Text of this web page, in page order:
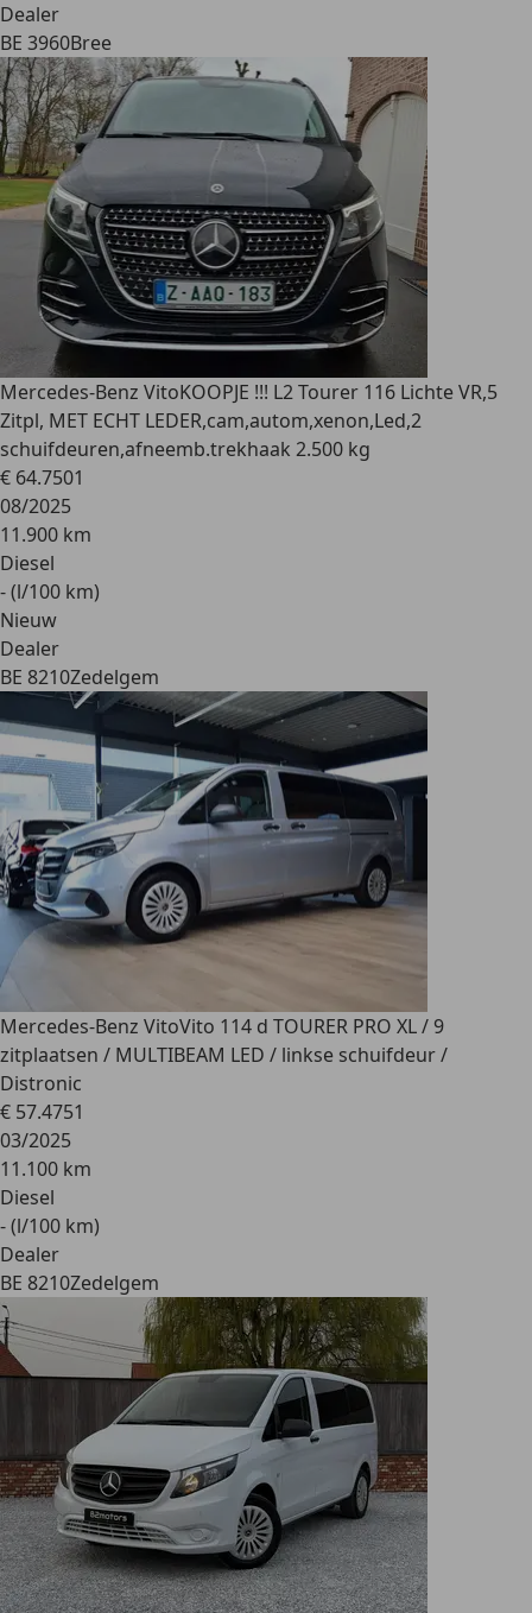
Dealer
BE 3960Bree
Mercedes-Benz VitoKOOPJE !!! L2 Tourer 116 Lichte VR,5
Zitpl, MET ECHT LEDER,cam,autom,xenon,Led,2
schuifdeuren,afneemb.trekhaak 2.500 kg
€ 64.7501
08/2025
11.900 km
Diesel
- (l/100 km)
Nieuw
Dealer
BE 8210Zedelgem
Mercedes-Benz VitoVito 114 d TOURER PRO XL / 9
zitplaatsen / MULTIBEAM LED / linkse schuifdeur /
Distronic
€ 57.4751
03/2025
11.100 km
Diesel
- (l/100 km)
Dealer
BE 8210Zedelgem